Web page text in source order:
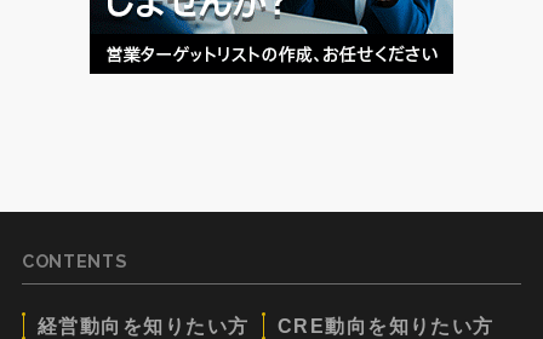
CONTENTS
経営動向を知りたい方 CRE動向を知りたい方